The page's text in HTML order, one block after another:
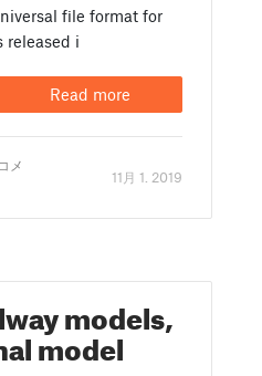
file format for
released i
Read more
メ
11月 1. 2019
models,
model